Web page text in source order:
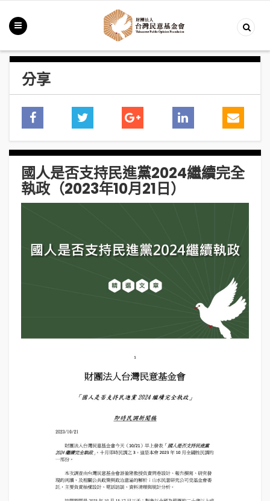
分享
國人是否支持民進黨2024繼續完全
執政（2023年10月21日）